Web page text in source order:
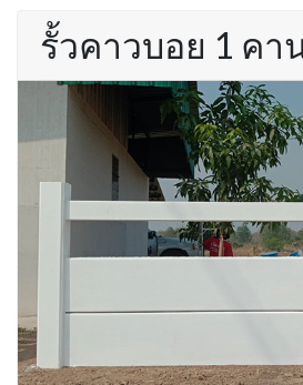
รั้วคาวบอย 1 คา